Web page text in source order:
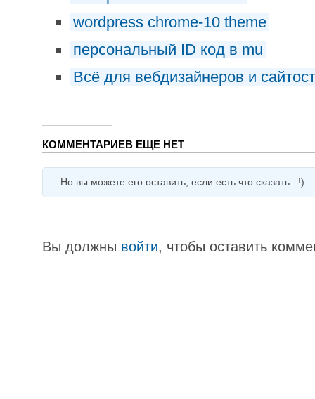
wordpress chrome-10 theme
персональный ID код в mu
Всё для вебдизайнеров и
КОММЕНТАРИЕВ ЕЩЕ НЕТ
Но вы можете его оставить, если есть что сказать...!)
Вы должны войти, чтобы оставить